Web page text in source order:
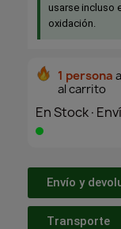
usarse incluso
oxidación.
1 persona
al carrito
En
Envío y
Transporte